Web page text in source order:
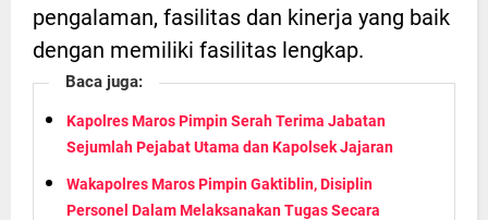
pengalaman, fasilitas dan kinerja yang baik
dengan memiliki fasilitas lengkap.
Baca juga:
Kapolres Maros Pimpin Serah Terima Jabatan
Sejumlah Pejabat Utama dan Kapolsek Jajaran
Wakapolres Maros Pimpin Gaktiblin, Disiplin
Personel Dalam Melaksanakan Tugas Secara